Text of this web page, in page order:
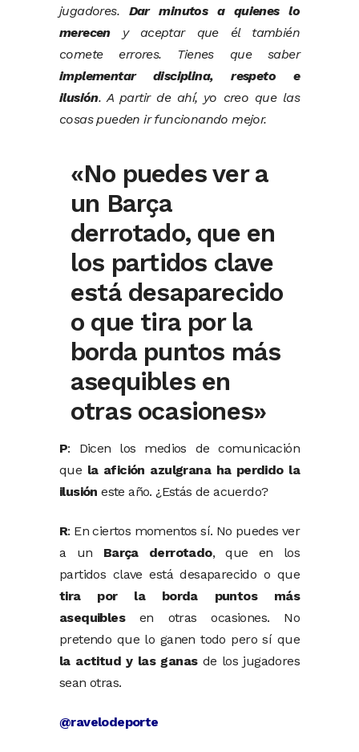
jugadores. Dar minutos a quienes lo
mereceny aceptar que él también
comete errores. Tienes que saber
implementar disciplina, respeto e
ilusión. A partir de ahí, yo creo que las
cosas pueden ir funcionando mejor.
«No puedes ver a
un Barça
derrotado, que en
los partidos clave
está desaparecido
o que tira por la
borda puntos más
asequibles en
otras ocasiones»
P: Dicen los medios de comunicación
que la afición azulgrana ha perdido la
ilusión este año. ¿Estás de acuerdo?
R: En ciertos momentos sí. No puedes ver
a un Barça derrotado, que en los
partidos clave está desaparecido o que
tira por la borda puntos más
asequiblesen otras ocasiones. No
pretendo que lo ganen todo pero sí que
la actitud y las ganasde los jugadores
sean otras.
@ravelodeporte